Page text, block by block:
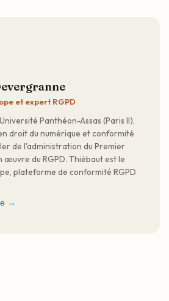
et expert RGPD
Panthéon-Assas (Paris II),
droit du numérique et conformité
de l'administration du Premier
œuvre du RGPD. Thiébaut est le
plateforme de conformité RGPD
→